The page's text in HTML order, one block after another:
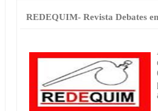
REDEQUIM- Revista Debates